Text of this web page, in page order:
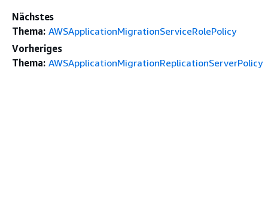
Nächstes
Thema: AWSApplicationMigrationServiceRolePolicy
Vorheriges
Thema: AWSApplicationMigrationReplicationServerPolicy